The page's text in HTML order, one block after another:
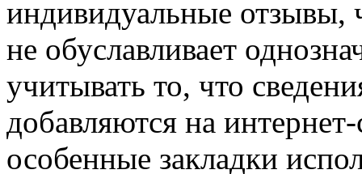
индивидуальные отзывы,
не обуславливает
учитывать то, что
добавляются на
особенные закладки